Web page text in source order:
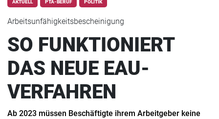
AKTUELL PTA-BERUF POLITIK
Arbeitsunfähigkeitsbescheinigung
SO FUNKTIONIERT
DAS NEUE EAU-
VERFAHREN
Ab 2023 müssen Beschäftigte ihrem Arbeitgeber keine